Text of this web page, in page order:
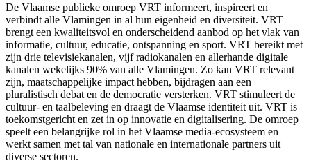
De Vlaamse publieke omroep VRT informeert, inspireert en
verbindt alle Vlamingen in al hun eigenheid en diversiteit. VRT
brengt een kwaliteitsvol en onderscheidend aanbod op het vlak van
informatie, cultuur, educatie, ontspanning en sport. VRT bereikt met
zijn drie televisiekanalen, vijf radiokanalen en allerhande digitale
kanalen wekelijks 90% van alle Vlamingen. Zo kan VRT relevant
zijn, maatschappelijke impact hebben, bijdragen aan een
pluralistisch debat en de democratie versterken. VRT stimuleert de
cultuur- en taalbeleving en draagt de Vlaamse identiteit uit. VRT is
toekomstgericht en zet in op innovatie en digitalisering. De omroep
speelt een belangrijke rol in het Vlaamse media-ecosysteem en
werkt samen met tal van nationale en internationale partners uit
diverse sectoren.